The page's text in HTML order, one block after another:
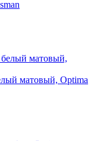
матовый, Optima